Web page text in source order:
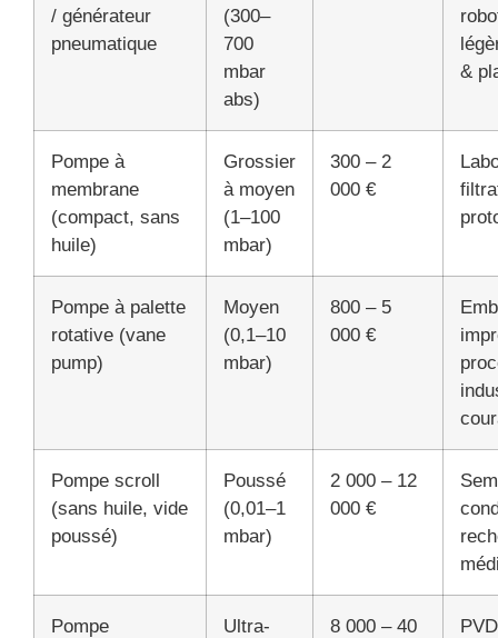
/ générateur
pneumatique
(300–
700
mbar
abs)
&
Pompe à
membrane
(compact, sans
huile)
Grossier
à moyen
(1–100
mbar)
300 – 2
000 €
Pompe à palette
rotative (vane
pump)
Moyen
(0,1–10
mbar)
800 – 5
000 €
Pompe scroll
(sans huile, vide
poussé)
Poussé
(0,01–1
mbar)
2 000 – 12
000 €
Pompe
Ultra-
8 000 – 40